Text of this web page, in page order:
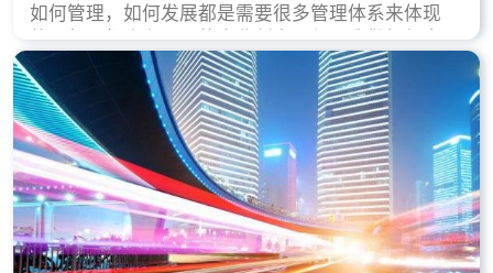
如何管理，如何发展都是需要很多管理体系来体现
的，每天都会有不同的企业创立，但是我们如何去证
实一个企业的合法，有质量保证了？这就是ISO9001
认证体现价值的时候，那么键锋小编就来细说下企业
做ISO9001认证的根本原因。